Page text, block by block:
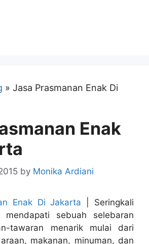
» Jasa Prasmanan Enak Di
Enak
by Monika Ardiani
Enak Di Jakarta
| Seringkali
mendapati sebuah selebaran
tawaran menarik mulai dari
makanan, minuman, dan